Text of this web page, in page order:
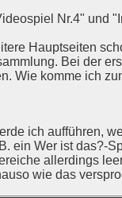
Nr.4" und
Hauptseiten
Bei der
Wie komme ich
ich aufführen,
ein Wer ist das?-
allerdings
wie das